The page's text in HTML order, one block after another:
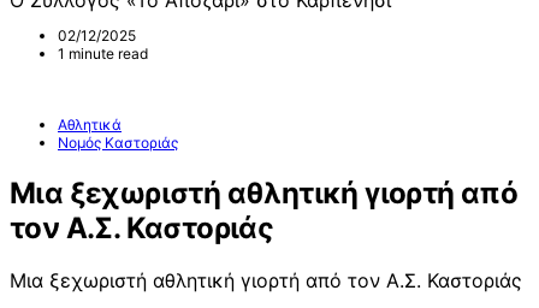
02/12/2025
1 minute read
Αθλητικά
Νομός Καστοριάς
Μια ξεχωριστή αθλητική γιορτή από
τον Α.Σ. Καστοριάς
Μια ξεχωριστή αθλητική γιορτή από τον Α.Σ. Καστοριάς